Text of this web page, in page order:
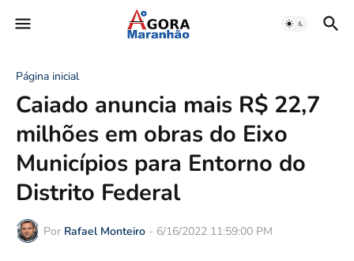
Página inicial
Caiado anuncia mais R$ 22,7
milhões em obras do Eixo
Municípios para Entorno do
Distrito Federal
Por Rafael Monteiro - 6/16/2022 11:59:00 PM